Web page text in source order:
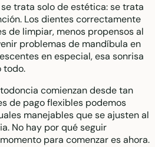
trata solo de estética: se trata
Los dientes correctamente
de limpiar, menos propensos al
problemas de mandíbula en
en especial, esa sonrisa
todo.
comienzan desde tan
de pago flexibles podemos
manejables que se ajusten al
No hay por qué seguir
para comenzar es ahora.